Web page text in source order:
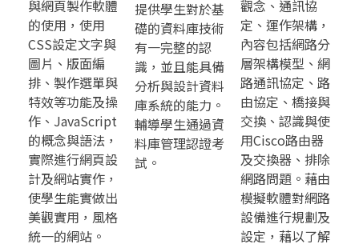
與網頁製作軟體
的使用，使用
CSS設定文字與
圖片、版面編
排、製作選單與
特效等功能及操
作、JavaScript
的概念與語法，
實際進行網頁設
計及網站實作，
使學生能實做出
美觀實用，風格
統一的網站。
提供學生對於基
礎的資料庫技術
有一完整的認
識，並且能具備
分析與設計資料
庫系統的能力。
輔導學生通過資
料庫管理認證考
試。
觀念、通訊協
定、運作架構，
內容包括網路分
層架構模型、網
路通訊協定、路
由協定、橋接與
交換、認識與使
用Cisco路由器
及交換器、排除
網路問題。藉由
模擬軟體對網路
設備進行規劃及
設定，藉以了解